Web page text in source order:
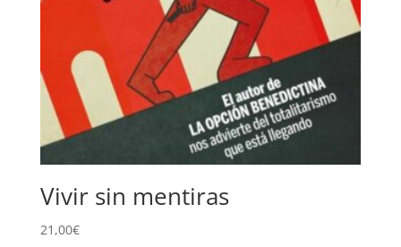
Vivir sin mentiras
21,00€